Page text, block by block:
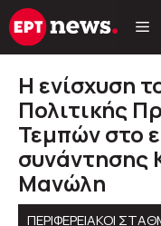
Μετάβαση
σε
Η ενίσχυση
Πολιτικής
Τεμπών στο
συνάντησης
Μανώλη
ΠΕΡΙΦΕΡΕΙΑΚΟΊ